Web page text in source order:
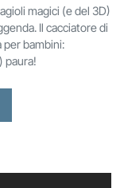
magici (e del 3D)
Il cacciatore di
per bambini:
paura!